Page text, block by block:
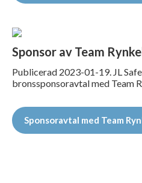
Sponsor av Team
Publicerad 2023-01-19. JL
bronssponsoravtal med Team
Sponsoravtal med Team